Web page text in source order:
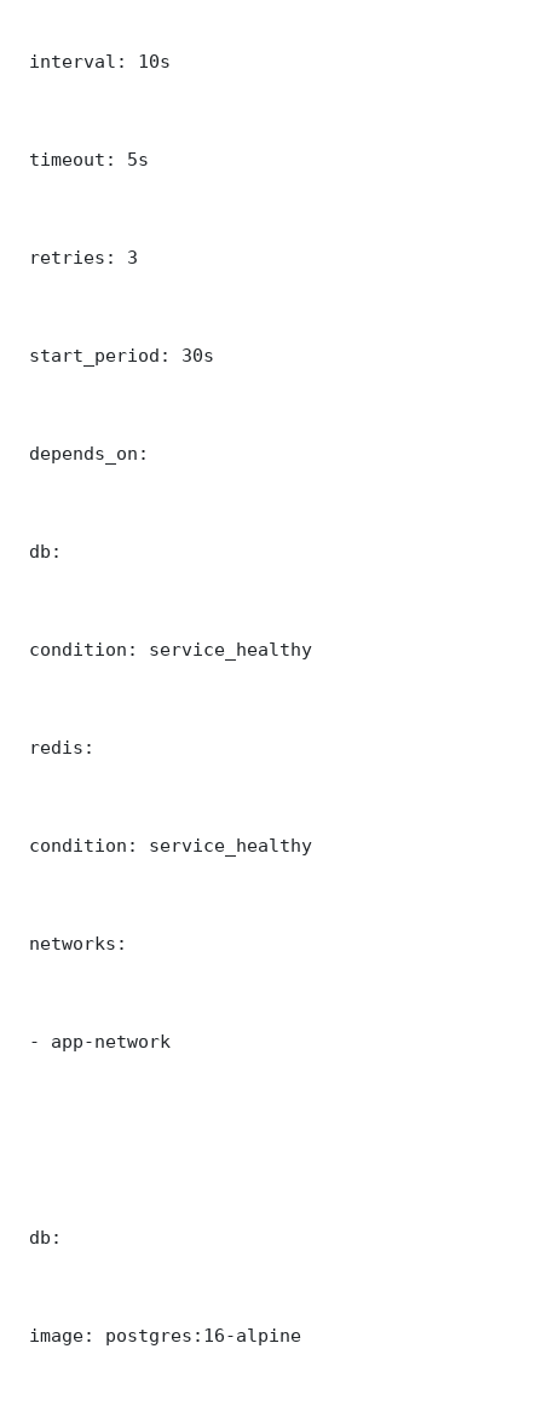
interval: 10s
timeout: 5s
retries: 3
start_period: 30s
depends_on:
db:
condition: service_healthy
redis:
condition: service_healthy
networks:
- app-network
db:
image: postgres:16-alpine